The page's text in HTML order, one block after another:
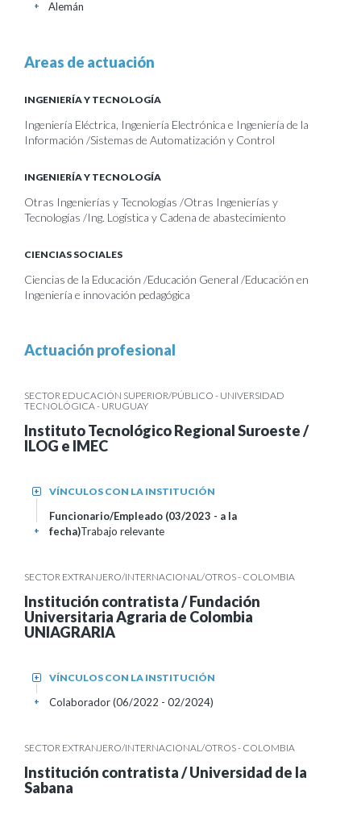
Alemán
+
Areas de actuación
INGENIERÍA Y TECNOLOGÍA
Ingeniería Eléctrica, Ingeniería Electrónica e Ingeniería de la
Información /Sistemas de Automatización y Control
INGENIERÍA Y TECNOLOGÍA
Otras Ingenierías y Tecnologías /Otras Ingenierías y
Tecnologías /Ing. Logística y Cadena de abastecimiento
CIENCIAS SOCIALES
Ciencias de la Educación /Educación General /Educación en
Ingeniería e innovación pedagógica
Actuación profesional
SECTOR EDUCACIÓN SUPERIOR/PÚBLICO - UNIVERSIDAD
TECNOLÓGICA - URUGUAY
Instituto Tecnológico Regional Suroeste /
ILOG e IMEC
VÍNCULOS CON LA INSTITUCIÓN
+
Funcionario/Empleado (03/2023 - a la
fecha)Trabajo relevante
+
SECTOR EXTRANJERO/INTERNACIONAL/OTROS - COLOMBIA
Institución contratista / Fundación
Universitaria Agraria de Colombia
UNIAGRARIA
VÍNCULOS CON LA INSTITUCIÓN
+
Colaborador (06/2022 - 02/2024)
+
SECTOR EXTRANJERO/INTERNACIONAL/OTROS - COLOMBIA
Institución contratista / Universidad de la
Sabana